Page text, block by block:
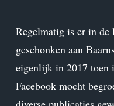
Regelmatig is er in de
geschonken aan
eigenlijk in 2017 toen
Facebook mocht